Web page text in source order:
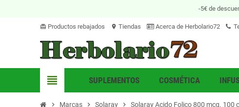
-5€ de
card_giftcard Productos rebajados location_on Tiendas Acerca de Herbolario72
view_headline SUPLEMENTOS COSMÉTICA
chevron_right Marcas chevron_right Solaray chevron_right Solaray Acido Folico 800 mcg. 100